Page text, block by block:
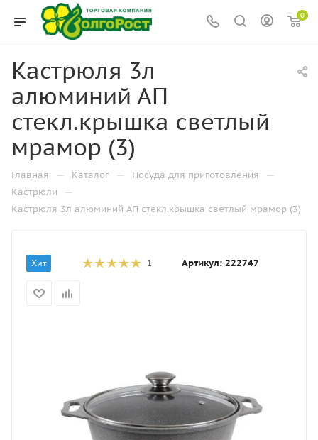
0
Кастрюля 3л
алюминий АП
стекл.крышка светлый
мрамор (3)
Главная — Каталог — Посуда для приготовления —
Кастрюли —
Кастрюля 3л алюминий АП стекл.крышка светлый мрамор (3)
Хит 1 Артикул: 222747